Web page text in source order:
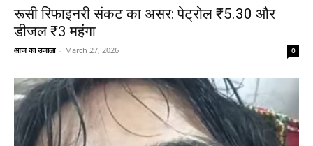
रूसी रिफाइनरी संकट का असर: पेट्रोल ₹5.30 और
डीजल ₹3 महंगा
आज का उजाला - March 27, 2026 0